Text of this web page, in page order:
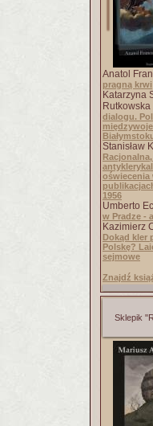
Anatol
pragną krwi
Katarzyna
Rutkowska
dialogu.
Stanisław
oświecenia
1956
Umberto
w Pradze -
Kazimierz
Dokąd kler
Polskę?
sejmowe
Znajdź
Sklepik